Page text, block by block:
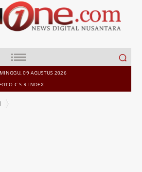
Search
for:
MINGGU, 09 AGUSTUS 2026
FOTO C S R INDEX